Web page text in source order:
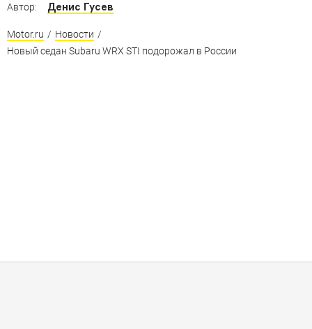
Автор: Денис Гусев
Motor.ru / Новости /
Новый седан Subaru WRX STI подорожал в России